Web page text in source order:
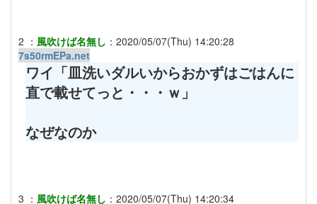
2 ： 風吹けば名無し ： 2020/05/07(Thu) 14:20:28
7s50rmEPa.net
ワイ「皿洗いダルいからおかずはごはんに
直で載せてっと・・・ｗ」
なぜなのか
3 ： 風吹けば名無し ： 2020/05/07(Thu) 14:20:34